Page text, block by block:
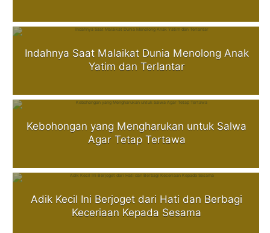
Indahnya Saat Malaikat Dunia Menolong Anak
Yatim dan Terlantar
Kebohongan yang Mengharukan untuk Salwa
Agar Tetap Tertawa
Adik Kecil Ini Berjoget dari Hati dan Berbagi
Keceriaan Kepada Sesama